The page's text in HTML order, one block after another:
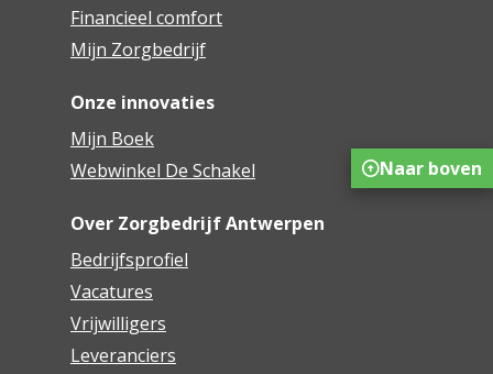
Financieel comfort
Mijn Zorgbedrijf
Onze innovaties
Mijn Boek
Webwinkel De Schakel
Over Zorgbedrijf Antwerpen
Bedrijfsprofiel
Vacatures
Vrijwilligers
Leveranciers
Naar boven